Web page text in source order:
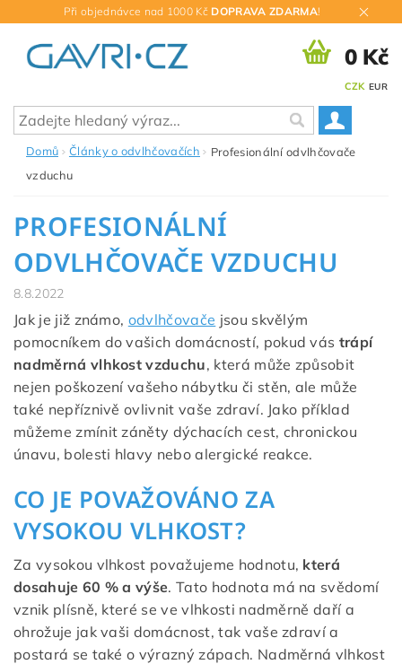
Při objednávce nad 1000 Kč DOPRAVA ZDARMA!
CZK EUR
0 Kč
Domů Články o odvlhčovačích
Profesionální odvlhčovače
vzduchu
PROFESIONÁLNÍ
ODVLHČOVAČE VZDUCHU
8.8.2022
Jak je již známo, odvlhčovače jsou skvělým
pomocníkem do vašich domácností, pokud vás trápí
nadměrná vlhkost vzduchu, která může způsobit
nejen poškození vašeho nábytku či stěn, ale může
také nepříznivě ovlivnit vaše zdraví. Jako příklad
můžeme zmínit záněty dýchacích cest, chronickou
únavu, bolesti hlavy nebo alergické reakce.
CO JE POVAŽOVÁNO ZA
VYSOKOU VLHKOST?
Za vysokou vlhkost považujeme hodnotu, která
dosahuje 60 % a výše. Tato hodnota má na svědomí
vznik plísně, které se ve vlhkosti nadměrně daří a
ohrožuje jak vaši domácnost, tak vaše zdraví a
postará se také o výrazný zápach. Nadměrná vlhkost